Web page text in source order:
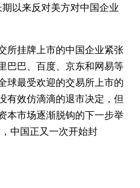
以来反对美方对中国企业
所挂牌上市的中国企业紧张
巴巴、百度、京东和网易等
球最受欢迎的交易所上市的
有效仿滴滴的退市决定，但
本市场逐渐脱钩的下一步举
中国正又一次开始封